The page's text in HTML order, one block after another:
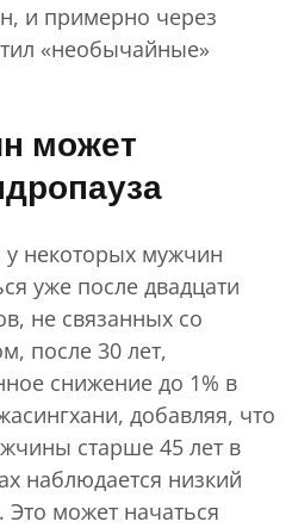
и примерно через
«необычайные»
может
у некоторых мужчин
уже после двадцати
не связанных со
после 30 лет,
снижение до 1% в
добавляя, что
старше 45 лет в
наблюдается низкий
Это может начаться